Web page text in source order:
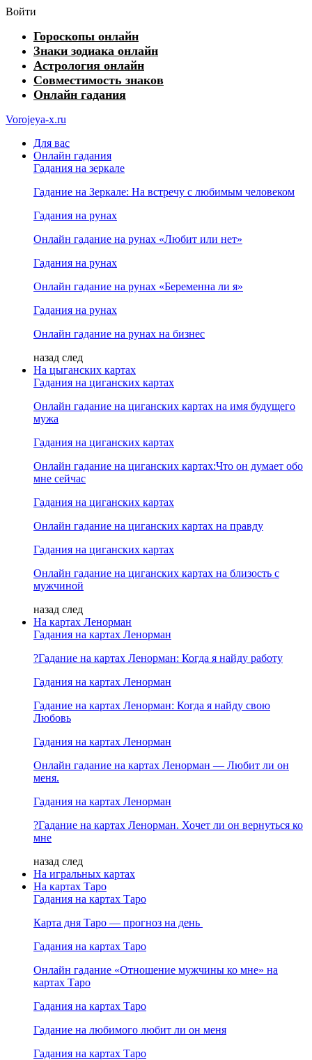
Войти
Гороскопы онлайн
Знаки зодиака онлайн
Астрология онлайн
Совместимость знаков
Онлайн гадания
Vorojeya-x.ru
Для вас
Онлайн гадания
Гадания на зеркале
Гадание на Зеркале: На встречу с любимым человеком
Гадания на рунах
Онлайн гадание на рунах «Любит или нет»
Гадания на рунах
Онлайн гадание на рунах «Беременна ли я»
Гадания на рунах
Онлайн гадание на рунах на бизнес
назад след
На цыганских картах
Гадания на циганских картах
Онлайн гадание на циганских картах на имя будущего
мужа
Гадания на циганских картах
Онлайн гадание на циганских картах:Что он думает обо
мне сейчас
Гадания на циганских картах
Онлайн гадание на циганских картах на правду
Гадания на циганских картах
Онлайн гадание на циганских картах на близость с
мужчиной
назад след
На картах Ленорман
Гадания на картах Ленорман
?Гадание на картах Ленорман: Когда я найду работу
Гадания на картах Ленорман
Гадание на картах Ленорман: Когда я найду свою
Любовь
Гадания на картах Ленорман
Онлайн гадание на картах Ленорман — Любит ли он
меня.
Гадания на картах Ленорман
?Гадание на картах Ленорман. Хочет ли он вернуться ко
мне
назад след
На игральных картах
На картах Таро
Гадания на картах Таро
Карта дня Таро — прогноз на день
Гадания на картах Таро
Онлайн гадание «Отношение мужчины ко мне» на
картах Таро
Гадания на картах Таро
Гадание на любимого любит ли он меня
Гадания на картах Таро